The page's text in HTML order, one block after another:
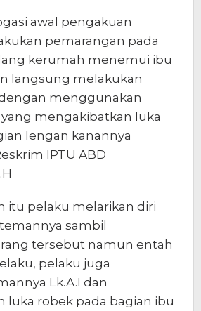
awal pengakuan
pemarangan pada
kerumah menemui ibu
langsung melakukan
menggunakan
mengakibatkan luka
lengan kanannya
IPTU ABD
itu pelaku melarikan diri
sambil
tersebut namun entah
pelaku juga
Lk.A.I dan
luka robek pada bagian ibu